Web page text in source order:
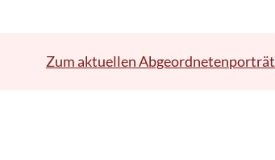
Zum aktuellen Abgeordnetenporträt